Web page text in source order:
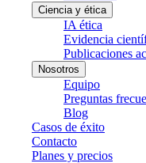
Ciencia y ética
IA ética
Evidencia
Publicaciones
Nosotros
Equipo
Preguntas
Blog
Casos de éxito
Contacto
Planes y precios